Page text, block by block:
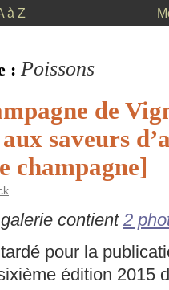
à Z
: Poissons
de
saveurs
champagne]
contient 2
tardé pour la
édition 2015